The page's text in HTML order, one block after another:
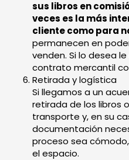
sus libros en
veces es la más
cliente como para
permanecen en
venden. Si lo desea
contrato mercantil
Retirada y logística
Si llegamos a un
retirada de los libros
transporte y, en su
documentación
proceso sea
el espacio.